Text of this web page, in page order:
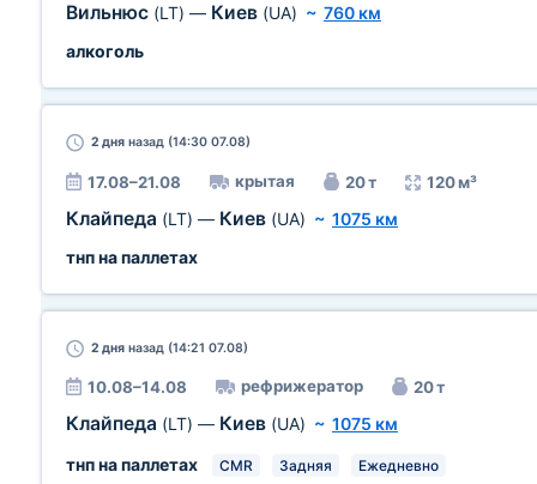
Вильнюс (LT) — Киев (UA) ~ 760 км
алкоголь
2 дня назад (14:30 07.08)
17.08–21.08 крытая 20 т 120 м³
Клайпеда (LT) — Киев (UA) ~ 1075 км
тнп на паллетах
2 дня назад (14:21 07.08)
10.08–14.08 рефрижератор 20 т
Клайпеда (LT) — Киев (UA) ~ 1075 км
тнп на паллетах
CMR Задняя Ежедневно